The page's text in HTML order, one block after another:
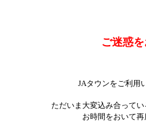
ご迷惑
JAタウンをご利用
ただいま大変込み合って
お時間をおいて